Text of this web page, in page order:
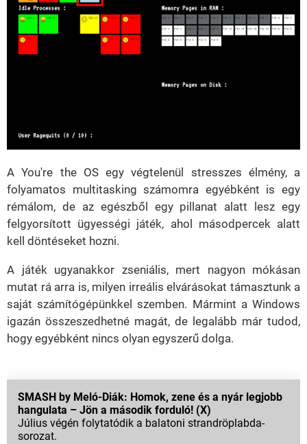
A You're the OS egy végtelenül stresszes élmény, a
folyamatos multitasking számomra egyébként is egy
rémálom, de az egészből egy pillanat alatt lesz egy
felgyorsított ügyességi játék, ahol másodpercek alatt
kell döntéseket hozni.
A játék ugyanakkor zseniális, mert nagyon mókásan
mutat rá arra is, milyen irreális elvárásokat támasztunk a
saját számítógépünkkel szemben. Mármint a Windows
igazán összeszedhetné magát, de legalább már tudod,
hogy egyébként nincs olyan egyszerű dolga.
SMASH by Meló-Diák: Homok, zene és a nyár legjobb
hangulata – Jön a második forduló! (X)
Július végén folytatódik a balatoni strandröplabda-
sorozat.